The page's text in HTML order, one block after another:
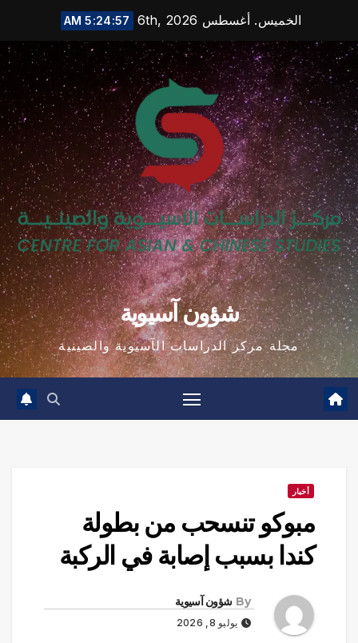
content
الخميس. أغسطس 6th, 2026 5:24:58 AM
شؤون آسيوية
مجلة مركز الدراسات الآسيوية والصينية
أخبار
مبوكو تنسحب من بطولة
كندا بسبب إصابة في الركبة
By شؤون آسيوية
يوليو 8, 2026